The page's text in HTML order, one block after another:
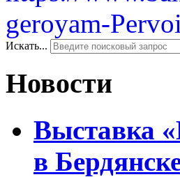
Искать...
Новости
Выставка
в